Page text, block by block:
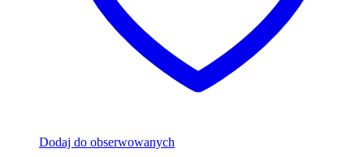
Dodaj do obserwowanych